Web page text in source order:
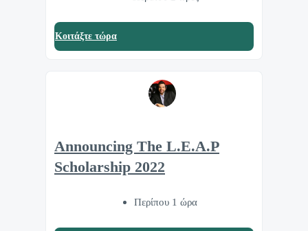
Κοιτάξτε τώρα
Announcing The L.E.A.P
Scholarship 2022
Περίπου 1 ώρα